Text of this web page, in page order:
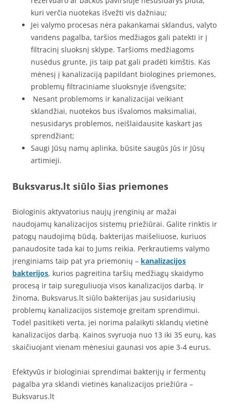
kuri verčia nuotekas išvežti vis dažniau;
Jei valymo procesas nėra pakankamai sklandus, valyto
vandens pagalba, taršios medžiagos gali patekti ir į
filtracinį sluoksnį sklype. Taršioms medžiagoms
nusėdus grunte, jis taip pat gali pradėti kimštis. Kas
mėnesį į kanalizaciją papildant biologines priemones,
problemų filtraciniame sluoksnyje išvengsite;
Nesant problemoms ir kanalizacijai veikiant
sklandžiai, nuotekos bus išvalomos maksimaliai,
nesusidarys problemos, neišlaidausite kaskart jas
sprendžiant;
Saugi Jūsų namų aplinka, būsite saugūs Jūs ir Jūsų
artimieji.
Buksvarus.lt siūlo šias priemones
Biologinis aktyvatorius naujų įrenginių ar mažai
naudojamų kanalizacijos sistemų priežiūrai. Galite rinktis ir
patogų naudojimą būdą, bakterijas maišeliuose, kuriuos
panaudosite tada kai to Jums reikia. Perkrautiems valymo
įrenginiams taip pat yra priemonių – kanalizacijos
bakterijos, kurios pagreitina taršių medžiagų skaidymo
procesą ir taip sureguliuoja visos kanalizacijos darbą. Ir
žinoma, Buksvarus.lt siūlo bakterijas jau susidariusių
problemų kanalizacijos sistemoje greitam sprendimui.
Todėl pasitikėti verta, jei norima palaikyti sklandų vietinė
kanalizacijos darbą. Kainos svyruoja nuo 13 iki 35 eurų, kas
skaičiuojant vienam mėnesiui gaunasi vos apie 3-4 eurus.
Efektyvūs ir biologiniai sprendimai bakterijų ir fermentų
pagalba yra sklandi vietinės kanalizacijos priežiūra –
Buksvarus.lt